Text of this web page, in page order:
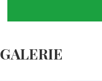
GALERIE